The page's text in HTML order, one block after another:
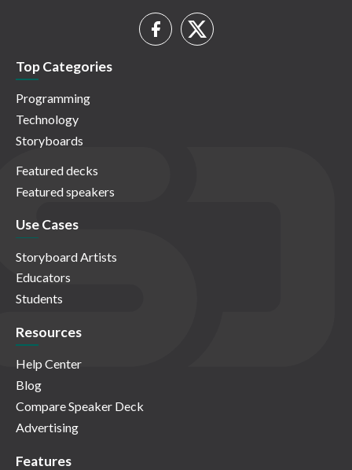
Top Categories
Programming
Technology
Storyboards
Featured decks
Featured speakers
Use Cases
Storyboard Artists
Educators
Students
Resources
Help Center
Blog
Compare Speaker Deck
Advertising
Features